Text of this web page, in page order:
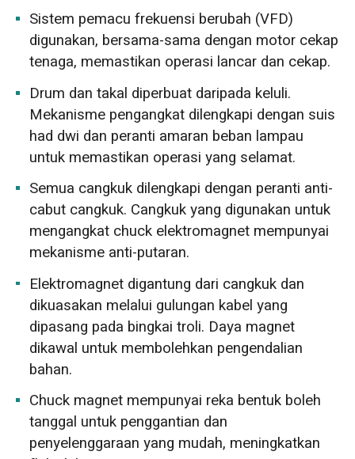
Sistem pemacu frekuensi berubah (VFD)
digunakan, bersama-sama dengan motor cekap
tenaga, memastikan operasi lancar dan cekap.
Drum dan takal diperbuat daripada keluli.
Mekanisme pengangkat dilengkapi dengan suis
had dwi dan peranti amaran beban lampau
untuk memastikan operasi yang selamat.
Semua cangkuk dilengkapi dengan peranti anti-
cabut cangkuk. Cangkuk yang digunakan untuk
mengangkat chuck elektromagnet mempunyai
mekanisme anti-putaran.
Elektromagnet digantung dari cangkuk dan
dikuasakan melalui gulungan kabel yang
dipasang pada bingkai troli. Daya magnet
dikawal untuk membolehkan pengendalian
bahan.
Chuck magnet mempunyai reka bentuk boleh
tanggal untuk penggantian dan
penyelenggaraan yang mudah, meningkatkan